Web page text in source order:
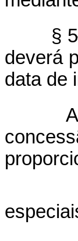
§ 5
deverá
data de
I -